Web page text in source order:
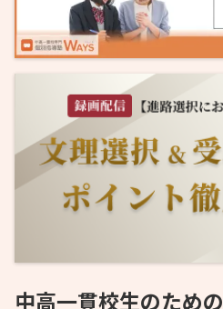
中高一貫校生のための